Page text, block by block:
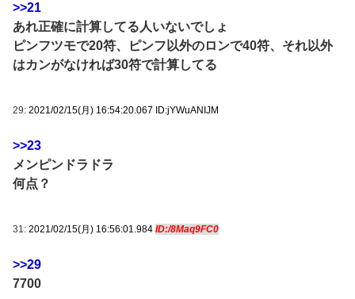
>>21
あれ正確に計算してる人いないでしょ
ピンフツモで20符、ピンフ以外のロンで40符、それ以外
はカンがなければ30符で計算してる
29: 2021/02/15(月) 16:54:20.067 ID:jYWuANIJM
>>23
メンピンドラドラ
何点？
31: 2021/02/15(月) 16:56:01.984 ID:/8Maq9FC0
>>29
7700